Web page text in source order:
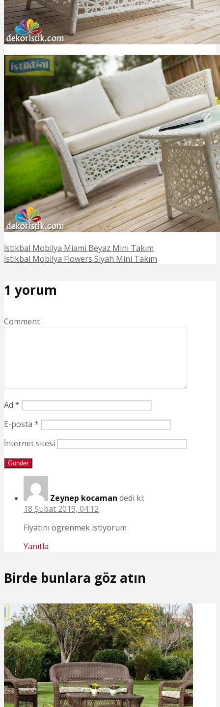
İstikbal Mobilya Miami Beyaz Mini Takım
İstikbal Mobilya Flowers Siyah Mini Takım
1 yorum
Comment
Ad *
E-posta *
İnternet sitesi
Zeynep kocaman dedi ki:
18 Şubat 2019, 04:12
Fiyatını ögrenmek istiyorum
Yanıtla
Birde bunlara göz atın